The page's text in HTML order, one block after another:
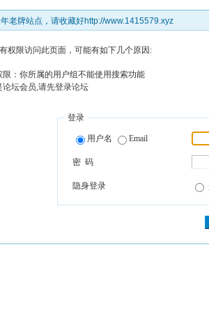
老牌站点，请收藏好http://www.1415579.xyz
权限访问此页面，可能有如下几个原因:
限：你所属的用户组不能使用搜索功能
论坛会员,请先登录论坛
登录
用户名 Email
密 码
隐身登录